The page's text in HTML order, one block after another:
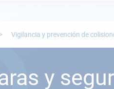
Vigilancia y prevención de
y